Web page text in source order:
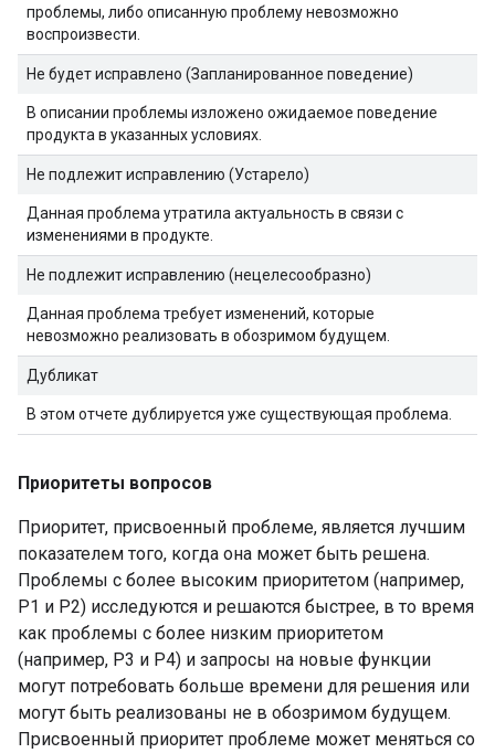
проблемы, либо описанную проблему невозможно
воспроизвести.
Не будет исправлено (Запланированное поведение)
В описании проблемы изложено ожидаемое поведение
продукта в указанных условиях.
Не подлежит исправлению (Устарело)
Данная проблема утратила актуальность в связи с
изменениями в продукте.
Не подлежит исправлению (нецелесообразно)
Данная проблема требует изменений, которые
невозможно реализовать в обозримом будущем.
Дубликат
В этом отчете дублируется уже существующая проблема.
Приоритеты вопросов
Приоритет, присвоенный проблеме, является лучшим
показателем того, когда она может быть решена.
Проблемы с более высоким приоритетом (например,
P1 и P2) исследуются и решаются быстрее, в то время
как проблемы с более низким приоритетом
(например, P3 и P4) и запросы на новые функции
могут потребовать больше времени для решения или
могут быть реализованы не в обозримом будущем.
Присвоенный приоритет проблеме может меняться со